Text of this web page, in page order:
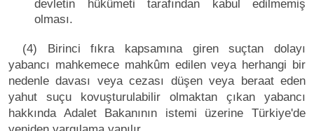
devletin hükûmeti tarafından kabul edilmemiş
olması.
(4) Birinci fıkra kapsamına giren suçtan dolayı
yabancı mahkemece mahkûm edilen veya herhangi bir
nedenle davası veya cezası düşen veya beraat eden
yahut suçu kovuşturulabilir olmaktan çıkan yabancı
hakkında Adalet Bakanının istemi üzerine Türkiye'de